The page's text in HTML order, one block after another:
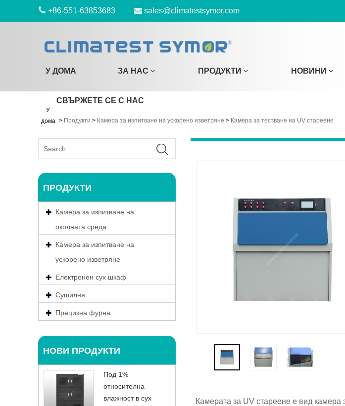
+86-551-63853683 sales@climatestsymor.com
У ДОМА ЗА НАС ПРОДУКТИ НОВИНИ
СВЪРЖЕТЕ СЕ С НАС
У
дома > Продукти > Камера за изпитване на ускорено изветряне > Камера за тестване на UV стареене
ПРОДУКТИ
Камера за изпитване на
околната среда
Камера за изпитване на
ускорено изветряне
Електронен сух шкаф
Сушилня
Прецизна фурна
НОВИ ПРОДУКТИ
Под 1%
относителна
влажност в сух
Камерата за UV стареене е вид камера